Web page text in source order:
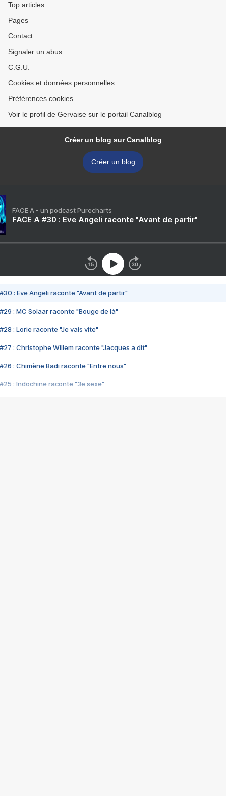
Top articles
Pages
Contact
Signaler un abus
C.G.U.
Cookies et données personnelles
Préférences cookies
Voir le profil de Gervaise sur le portail Canalblog
Créer un blog sur Canalblog
Créer un blog
FACE A - un podcast Purecharts
FACE A #30 : Eve Angeli raconte "Avant de partir"
#30 : Eve Angeli raconte "Avant de partir"
#29 : MC Solaar raconte "Bouge de là"
#28 : Lorie raconte "Je vais vite"
#27 : Christophe Willem raconte "Jacques a dit"
#26 : Chimène Badi raconte "Entre nous"
#25 : Indochine raconte "3e sexe"